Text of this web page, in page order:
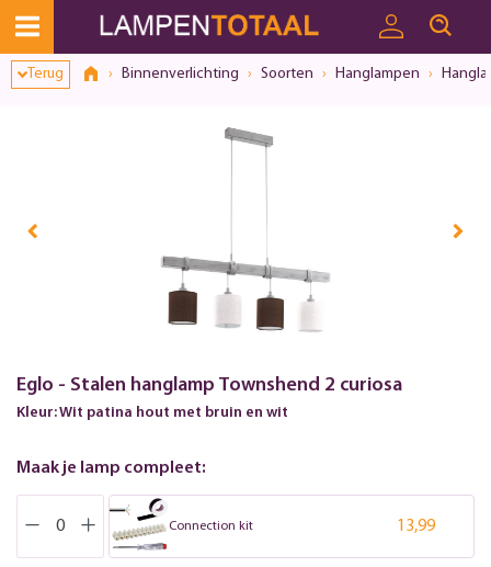
Terug Binnenverlichting Soorten Hanglampen
Eglo - Stalen hanglamp Townshend 2 curiosa
Kleur: Wit patina hout met bruin en wit
Maak je lamp compleet:
Connection kit 13,99